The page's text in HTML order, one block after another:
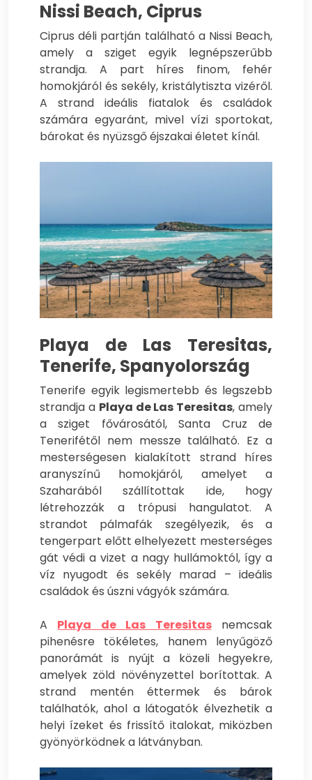
Nissi Beach, Ciprus
Ciprus déli partján található a Nissi Beach,
amely a sziget egyik legnépszerűbb
strandja. A part híres finom, fehér
homokjáról és sekély, kristálytiszta vizéről.
A strand ideális fiatalok és családok
számára egyaránt, mivel vízi sportokat,
bárokat és nyüzsgő éjszakai életet kínál.
Playa de Las Teresitas,
Tenerife, Spanyolország
Tenerife egyik legismertebb és legszebb
strandja a Playa de Las Teresitas, amely
a sziget fővárosától, Santa Cruz de
Tenerifétől nem messze található. Ez a
mesterségesen kialakított strand híres
aranyszínű homokjáról, amelyet a
Szaharából szállítottak ide, hogy
létrehozzák a trópusi hangulatot. A
strandot pálmafák szegélyezik, és a
tengerpart előtt elhelyezett mesterséges
gát védi a vizet a nagy hullámoktól, így a
víz nyugodt és sekély marad – ideális
családok és úszni vágyók számára.
A Playa de Las Teresitasnemcsak
pihenésre tökéletes, hanem lenyűgöző
panorámát is nyújt a közeli hegyekre,
amelyek zöld növényzettel borítottak. A
strand mentén éttermek és bárok
találhatók, ahol a látogatók élvezhetik a
helyi ízeket és frissítő italokat, miközben
gyönyörködnek a látványban.